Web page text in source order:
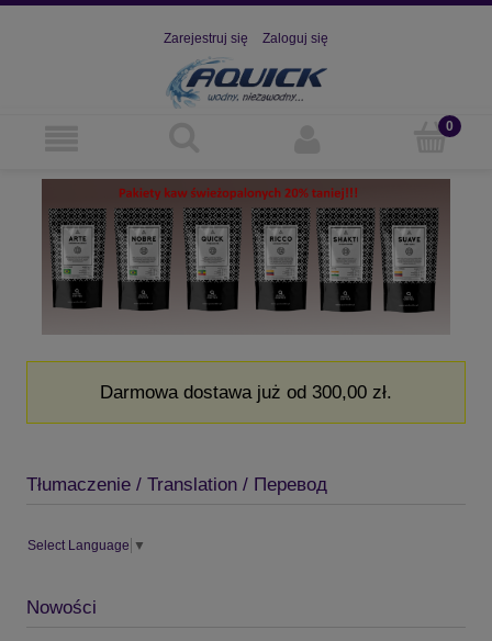
Zarejestruj się Zaloguj się
Darmowa dostawa już od 300,00 zł.
Tłumaczenie / Translation / Перевод
Select Language ▼
Nowości